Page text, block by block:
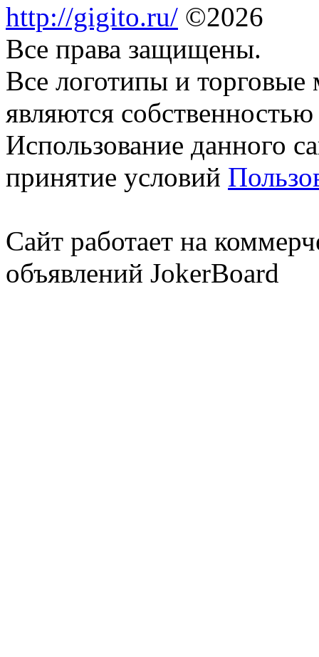
http://gigito.ru/ ©2026
Все права защищены.
Все логотипы и торговые
являются
Использование данного
принятие условий
Сайт работает на
объявлений JokerBoard